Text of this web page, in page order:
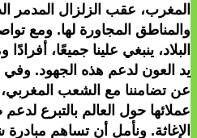
المغرب، عقب الزلزال المدمر
والمناطق المجاورة لها. ومع
البلاد، ينبغي علينا جميعًا،
يد العون لدعم هذه الجهود. وفي
عن تضامننا مع الشعب المغربي،
عملائها حول العالم بالتبرع
الإغاثة. ونأمل أن تساهم